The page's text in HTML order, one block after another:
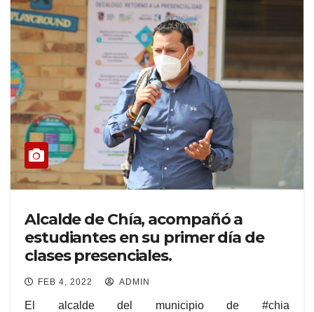
Alcalde de Chía, acompañó a
estudiantes en su primer día de
clases presenciales.
FEB 4, 2022 ADMIN
El alcalde del municipio de #chia